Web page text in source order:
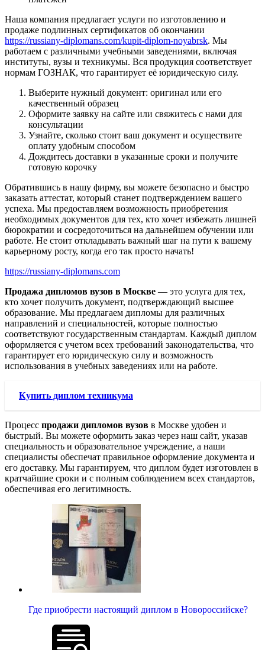
Наша компания предлагает услуги по изготовлению и
продаже подлинных сертификатов об окончании
https://russiany-diplomans.com/kupit-diplom-noyabrsk. Мы
работаем с различными учебными заведениями, включая
институты, вузы и техникумы. Вся продукция соответствует
нормам ГОЗНАК, что гарантирует её юридическую силу.
Выберите нужный документ: оригинал или его
качественный образец
Оформите заявку на сайте или свяжитесь с нами для
консультации
Узнайте, сколько стоит ваш документ и осуществите
оплату удобным способом
Дождитесь доставки в указанные сроки и получите
готовую корочку
Обратившись в нашу фирму, вы можете безопасно и быстро
заказать аттестат, который станет подтверждением вашего
успеха. Мы предоставляем возможность приобретения
необходимых документов для тех, кто хочет избежать лишней
бюрократии и сосредоточиться на дальнейшем обучении или
работе. Не стоит откладывать важный шаг на пути к вашему
карьерному росту, когда его так просто начать!
https://russiany-diplomans.com
Продажа дипломов вузов в Москве — это услуга для тех,
кто хочет получить документ, подтверждающий высшее
образование. Мы предлагаем дипломы для различных
направлений и специальностей, которые полностью
соответствуют государственным стандартам. Каждый диплом
оформляется с учетом всех требований законодательства, что
гарантирует его юридическую силу и возможность
использования в учебных заведениях или на работе.
Купить диплом техникума
Процесс продажи дипломов вузов в Москве удобен и
быстрый. Вы можете оформить заказ через наш сайт, указав
специальность и образовательное учреждение, а наши
специалисты обеспечат правильное оформление документа и
его доставку. Мы гарантируем, что диплом будет изготовлен в
кратчайшие сроки и с полным соблюдением всех стандартов,
обеспечивая его легитимность.
Где приобрести настоящий диплом в Новороссийске?